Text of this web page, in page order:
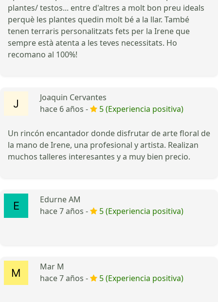
plantes/ testos... entre d'altres a molt bon preu ideals
perquè les plantes quedin molt bé a la llar. També
tenen terraris personalitzats fets per la Irene que
sempre està atenta a les teves necessitats. Ho
recomano al 100%!
Joaquin Cervantes
hace 6 años -
5 (Experiencia positiva)
Un rincón encantador donde disfrutar de arte floral de
la mano de Irene, una profesional y artista. Realizan
muchos talleres interesantes y a muy bien precio.
Edurne AM
hace 7 años -
5 (Experiencia positiva)
Mar M
hace 7 años -
5 (Experiencia positiva)